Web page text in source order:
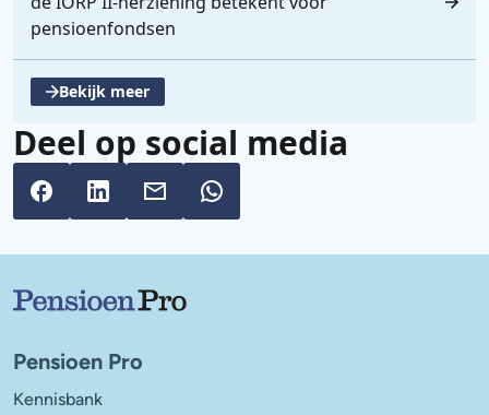
pensioenfondsen
Bekijk meer
, opent een nieuwe tabblad
Deel op social media
Pensioen Pro
Kennisbank